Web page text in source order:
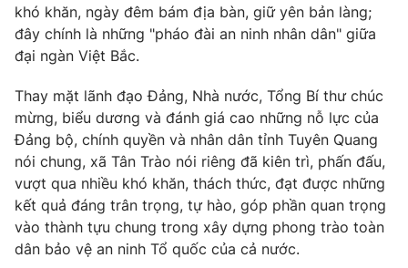
khó khăn, ngày đêm bám địa bàn, giữ yên bản làng;
đây chính là những "pháo đài an ninh nhân dân" giữa
đại ngàn Việt Bắc.
Thay mặt lãnh đạo Đảng, Nhà nước, Tổng Bí thư chúc
mừng, biểu dương và đánh giá cao những nỗ lực của
Đảng bộ, chính quyền và nhân dân tỉnh Tuyên Quang
nói chung, xã Tân Trào nói riêng đã kiên trì, phấn đấu,
vượt qua nhiều khó khăn, thách thức, đạt được những
kết quả đáng trân trọng, tự hào, góp phần quan trọng
vào thành tựu chung trong xây dựng phong trào toàn
dân bảo vệ an ninh Tổ quốc của cả nước.